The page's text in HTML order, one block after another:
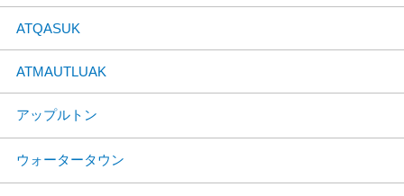
ATQASUK
ATMAUTLUAK
アップルトン
ウォータータウン